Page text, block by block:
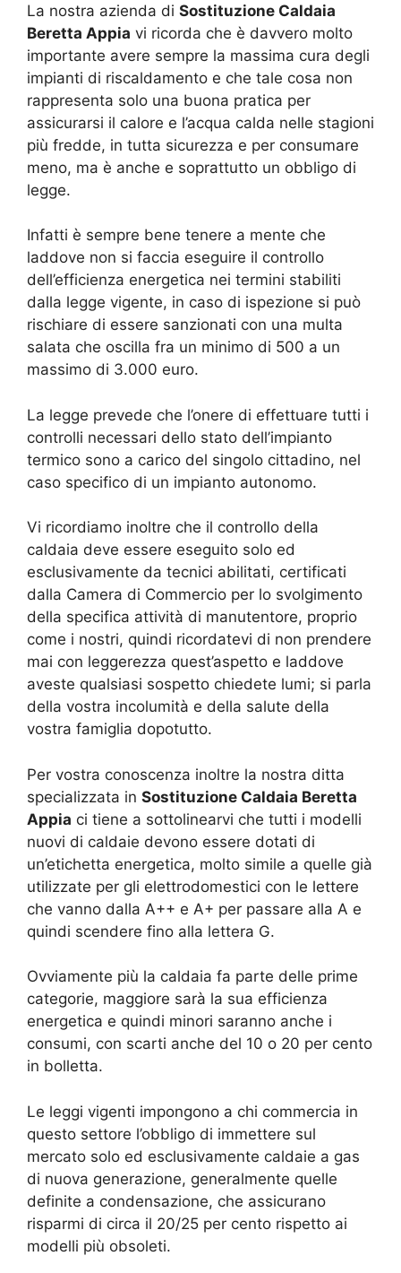
La nostra azienda di Sostituzione Caldaia
Beretta Appia vi ricorda che è davvero molto
importante avere sempre la massima cura degli
impianti di riscaldamento e che tale cosa non
rappresenta solo una buona pratica per
assicurarsi il calore e l’acqua calda nelle stagioni
più fredde, in tutta sicurezza e per consumare
meno, ma è anche e soprattutto un obbligo di
legge.
Infatti è sempre bene tenere a mente che
laddove non si faccia eseguire il controllo
dell’efficienza energetica nei termini stabiliti
dalla legge vigente, in caso di ispezione si può
rischiare di essere sanzionati con una multa
salata che oscilla fra un minimo di 500 a un
massimo di 3.000 euro.
La legge prevede che l’onere di effettuare tutti i
controlli necessari dello stato dell’impianto
termico sono a carico del singolo cittadino, nel
caso specifico di un impianto autonomo.
Vi ricordiamo inoltre che il controllo della
caldaia deve essere eseguito solo ed
esclusivamente da tecnici abilitati, certificati
dalla Camera di Commercio per lo svolgimento
della specifica attività di manutentore, proprio
come i nostri, quindi ricordatevi di non prendere
mai con leggerezza quest’aspetto e laddove
aveste qualsiasi sospetto chiedete lumi; si parla
della vostra incolumità e della salute della
vostra famiglia dopotutto.
Per vostra conoscenza inoltre la nostra ditta
specializzata in Sostituzione Caldaia Beretta
Appia ci tiene a sottolinearvi che tutti i modelli
nuovi di caldaie devono essere dotati di
un’etichetta energetica, molto simile a quelle già
utilizzate per gli elettrodomestici con le lettere
che vanno dalla A++ e A+ per passare alla A e
quindi scendere fino alla lettera G.
Ovviamente più la caldaia fa parte delle prime
categorie, maggiore sarà la sua efficienza
energetica e quindi minori saranno anche i
consumi, con scarti anche del 10 o 20 per cento
in bolletta.
Le leggi vigenti impongono a chi commercia in
questo settore l’obbligo di immettere sul
mercato solo ed esclusivamente caldaie a gas
di nuova generazione, generalmente quelle
definite a condensazione, che assicurano
risparmi di circa il 20/25 per cento rispetto ai
modelli più obsoleti.